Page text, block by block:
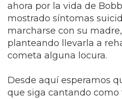
ahora por la vida de
mostrado síntomas
marcharse con su
planteando llevarla a
cometa alguna locura.
Desde aquí esperamos
que siga cantando como